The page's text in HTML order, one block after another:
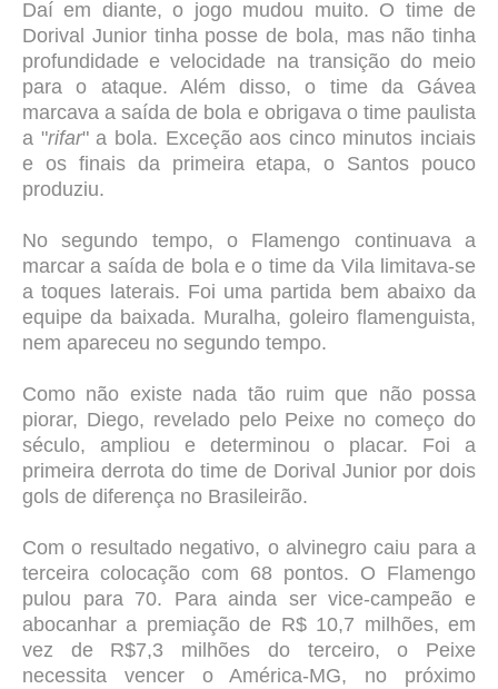
Daí em diante, o jogo mudou muito. O time de
Dorival Junior tinha posse de bola, mas não tinha
profundidade e velocidade na transição do meio
para o ataque. Além disso, o time da Gávea
marcava a saída de bola e obrigava o time paulista
a "rifar" a bola. Exceção aos cinco minutos inciais
e os finais da primeira etapa, o Santos pouco
produziu.
No segundo tempo, o Flamengo continuava a
marcar a saída de bola e o time da Vila limitava-se
a toques laterais. Foi uma partida bem abaixo da
equipe da baixada. Muralha, goleiro flamenguista,
nem apareceu no segundo tempo.
Como não existe nada tão ruim que não possa
piorar, Diego, revelado pelo Peixe no começo do
século, ampliou e determinou o placar. Foi a
primeira derrota do time de Dorival Junior por dois
gols de diferença no Brasileirão.
Com o resultado negativo, o alvinegro caiu para a
terceira colocação com 68 pontos. O Flamengo
pulou para 70. Para ainda ser vice-campeão e
abocanhar a premiação de R$ 10,7 milhões, em
vez de R$7,3 milhões do terceiro, o Peixe
necessita vencer o América-MG, no próximo